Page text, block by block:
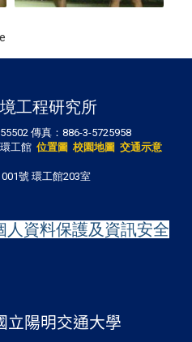
工程研究所
傳真：886-3-5725958
工館 位置圖 校園地圖 交通示意
號 環工館203室
人資料保護及資訊安全
立陽明交通大學